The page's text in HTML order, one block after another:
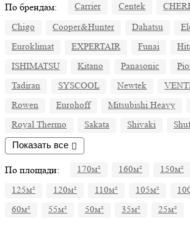
По брендам: Carrier Centek
Chigo
Cooper&Hunter Dahatsu
Euroklimat
EXPERTAIR Funai
ISHIMATSU
Kitano Panasonic
Tadiran
SYSCOOL Newtek
Rowen
Eurohoff Mitsubishi Heavy
Royal Thermo
Sakata Shivaki
Показать все
По площади: 170м² 160м² 150м²
125м²
120м² 110м² 105м²
60м²
55м² 50м² 35м² 25м²